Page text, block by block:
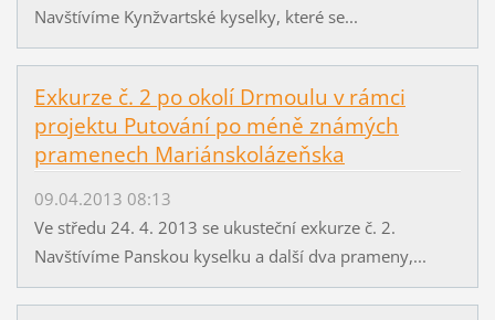
Navštívíme Kynžvartské kyselky, které se...
Exkurze č. 2 po okolí Drmoulu v rámci
projektu Putování po méně známých
pramenech Mariánskolázeňska
09.04.2013 08:13
Ve středu 24. 4. 2013 se ukusteční exkurze č. 2.
Navštívíme Panskou kyselku a další dva prameny,...